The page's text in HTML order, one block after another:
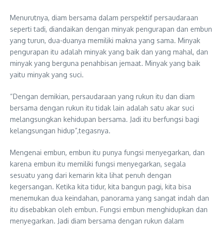
Menurutnya, diam bersama dalam perspektif persaudaraan
seperti tadi, diandaikan dengan minyak pengurapan dan embun
yang turun, dua-duanya memiliki makna yang sama. Minyak
pengurapan itu adalah minyak yang baik dan yang mahal, dan
minyak yang berguna penahbisan jemaat. Minyak yang baik
yaitu minyak yang suci.
“Dengan demikian, persaudaraan yang rukun itu dan diam
bersama dengan rukun itu tidak lain adalah satu akar suci
melangsungkan kehidupan bersama. Jadi itu berfungsi bagi
kelangsungan hidup”,tegasnya.
Mengenai embun, embun itu punya fungsi menyegarkan, dan
karena embun itu memiliki fungsi menyegarkan, segala
sesuatu yang dari kemarin kita lihat penuh dengan
kegersangan. Ketika kita tidur, kita bangun pagi, kita bisa
menemukan dua keindahan, panorama yang sangat indah dan
itu disebabkan oleh embun. Fungsi embun menghidupkan dan
menyegarkan. Jadi diam bersama dengan rukun dalam